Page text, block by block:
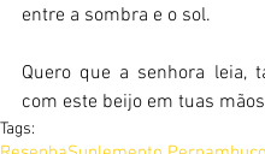
entre a sombra e o sol.
Quero que a senhora leia,
com este beijo em tuas
Tags: